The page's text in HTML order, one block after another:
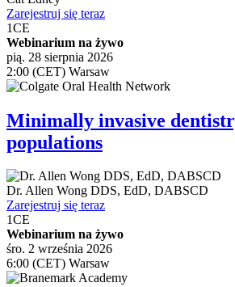
Zarejestruj się teraz
1CE
Webinarium na żywo
pią. 28 sierpnia 2026
2:00 (CET) Warsaw
Minimally invasive
populations
Dr. Allen Wong DDS, EdD, DABSCD
Zarejestruj się teraz
1CE
Webinarium na żywo
śro. 2 września 2026
6:00 (CET) Warsaw